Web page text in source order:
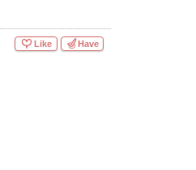
Like Have